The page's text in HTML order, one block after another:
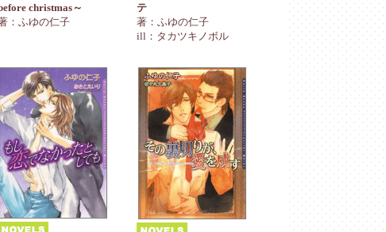
christmas～
：ふゆの仁子
テ
著：ふゆの仁子
ill：タカツキノボル